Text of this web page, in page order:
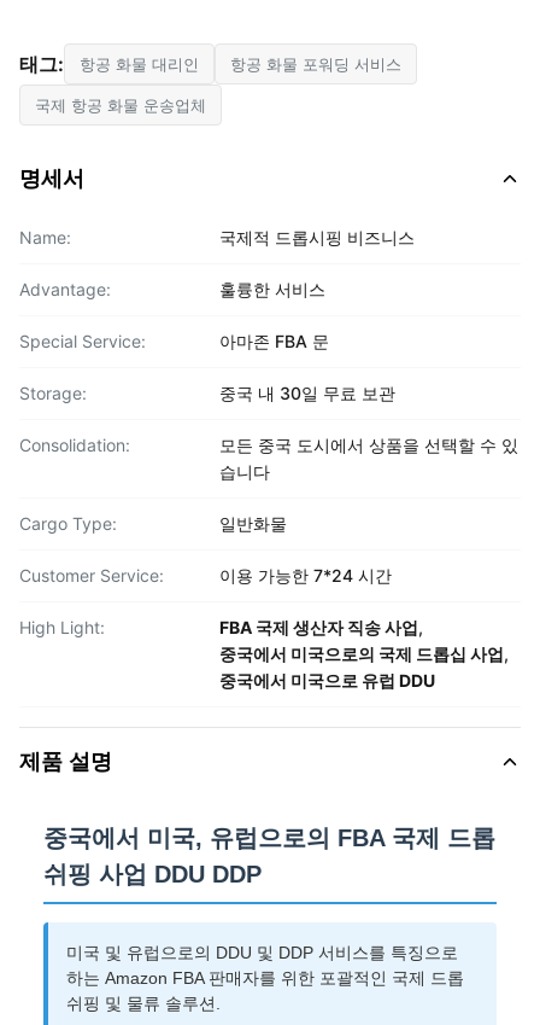
태그: 항공 화물 대리인 항공 화물 포워딩 서비스
국제 항공 화물 운송업체
명세서
Name: 국제적 드롭시핑 비즈니스
Advantage: 훌륭한 서비스
Special Service: 아마존 FBA 문
Storage: 중국 내 30일 무료 보관
Consolidation:
모든 중국 도시에서 상품을 선택할 수 있
습니다
Cargo Type: 일반화물
Customer Service: 이용 가능한 7*24 시간
High Light: FBA 국제 생산자 직송 사업,
중국에서 미국으로의 국제 드롭십 사업,
중국에서 미국으로 유럽 DDU
제품 설명
중국에서 미국, 유럽으로의 FBA 국제 드롭
쉬핑 사업 DDU DDP
미국 및 유럽으로의 DDU 및 DDP 서비스를 특징으로
하는 Amazon FBA 판매자를 위한 포괄적인 국제 드롭
쉬핑 및 물류 솔루션.